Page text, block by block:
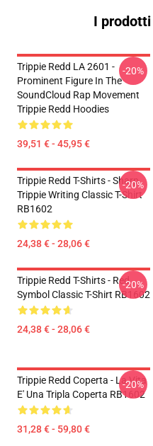
I
Trippie Redd LA 2601 -
Prominent Figure In The
SoundCloud Rap Movement
Trippie Redd Hoodies
39,51 € - 45,95 €
-20%
Trippie Redd T-Shirts - Sharp
Trippie Writing Classic T-Shirt
RB1602
24,38 € - 28,06 €
-20%
Trippie Redd T-Shirts - Red
Symbol Classic T-Shirt RB1602
24,38 € - 28,06 €
-20%
Trippie Redd Coperta - La Vita
E' Una Tripla Coperta RB1602
31,28 € - 59,80 €
-20%